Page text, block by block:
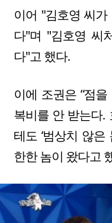
이어 "김호영 씨
다"며 "김호영 씨
다"고 했다.
이에 조권은 “점
복비를 안 받는다.
테도 ‘범상치 않
한한 놈이 왔다고